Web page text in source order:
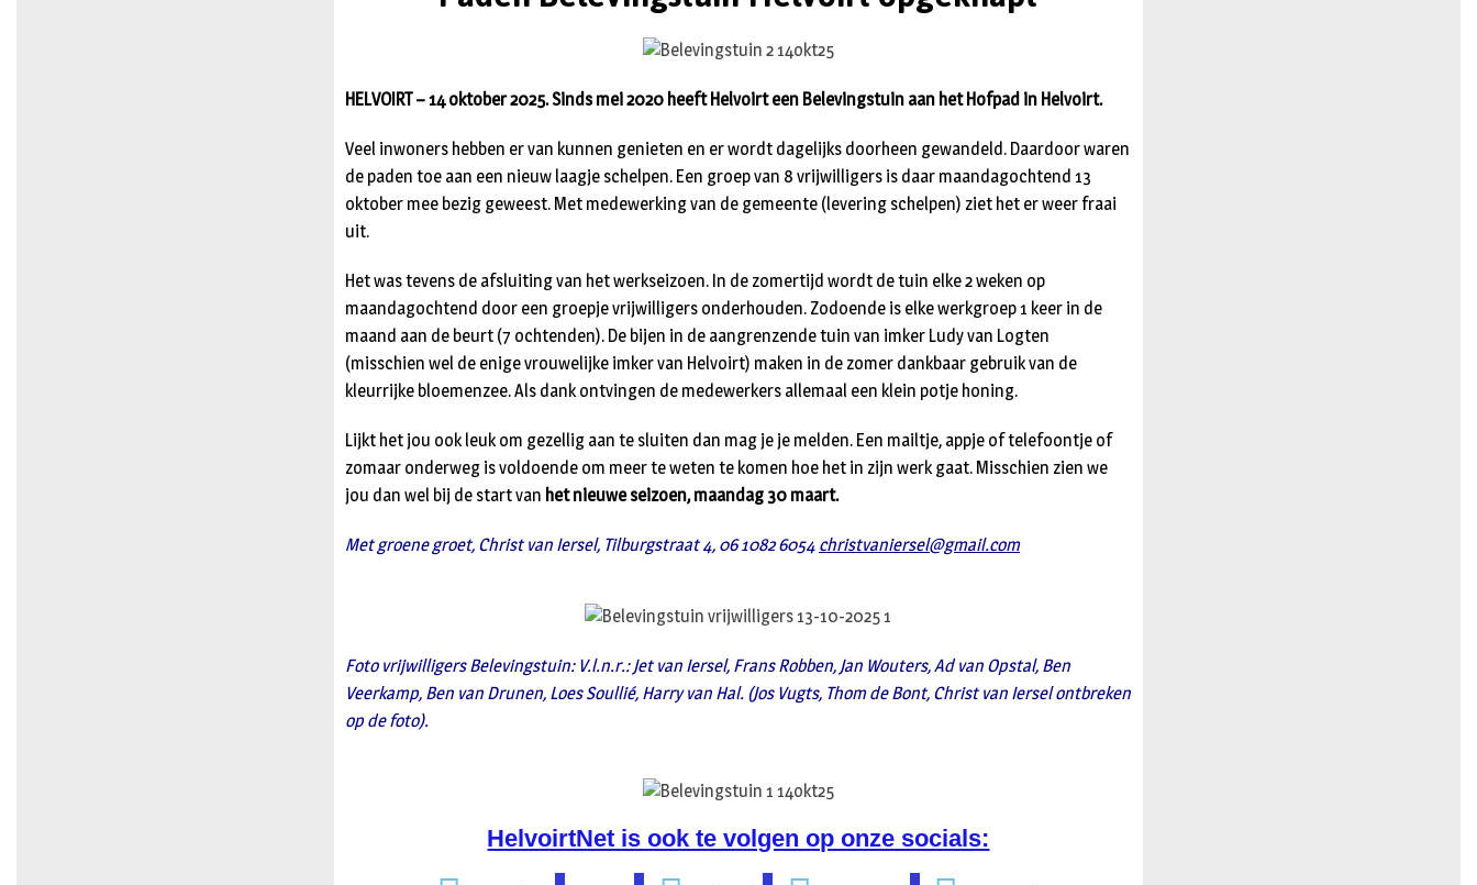
HELVOIRT – 14 oktober 2025. Sinds mei 2020 heeft Helvoirt een Belevingstuin aan het Hofpad in Helvoirt.
Veel inwoners hebben er van kunnen genieten en er wordt dagelijks doorheen gewandeld. Daardoor waren
de paden toe aan een nieuw laagje schelpen. Een groep van 8 vrijwilligers is daar maandagochtend 13
oktober mee bezig geweest. Met medewerking van de gemeente (levering schelpen) ziet het er weer fraai
uit.
Het was tevens de afsluiting van het werkseizoen. In de zomertijd wordt de tuin elke 2 weken op
maandagochtend door een groepje vrijwilligers onderhouden. Zodoende is elke werkgroep 1 keer in de
maand aan de beurt (7 ochtenden). De bijen in de aangrenzende tuin van imker Ludy van Logten
(misschien wel de enige vrouwelijke imker van Helvoirt) maken in de zomer dankbaar gebruik van de
kleurrijke bloemenzee. Als dank ontvingen de medewerkers allemaal een klein potje honing.
Lijkt het jou ook leuk om gezellig aan te sluiten dan mag je je melden. Een mailtje, appje of telefoontje of
zomaar onderweg is voldoende om meer te weten te komen hoe het in zijn werk gaat. Misschien zien we
jou dan wel bij de start van het nieuwe seizoen, maandag 30 maart.
Met groene groet, Christ van Iersel, Tilburgstraat 4, 06 1082 6054 christvaniersel@gmail.com
Foto vrijwilligers Belevingstuin: V.l.n.r.: Jet van Iersel, Frans Robben, Jan Wouters, Ad van Opstal, Ben
Veerkamp, Ben van Drunen, Loes Soullié, Harry van Hal. (Jos Vugts, Thom de Bont, Christ van Iersel ontbreken
op de foto).
HelvoirtNet is ook te volgen op onze socials: